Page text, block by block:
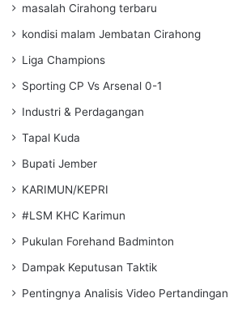
masalah Cirahong terbaru
kondisi malam Jembatan Cirahong
Liga Champions
Sporting CP Vs Arsenal 0-1
Industri & Perdagangan
Tapal Kuda
Bupati Jember
KARIMUN/KEPRI
#LSM KHC Karimun
Pukulan Forehand Badminton
Dampak Keputusan Taktik
Pentingnya Analisis Video Pertandingan